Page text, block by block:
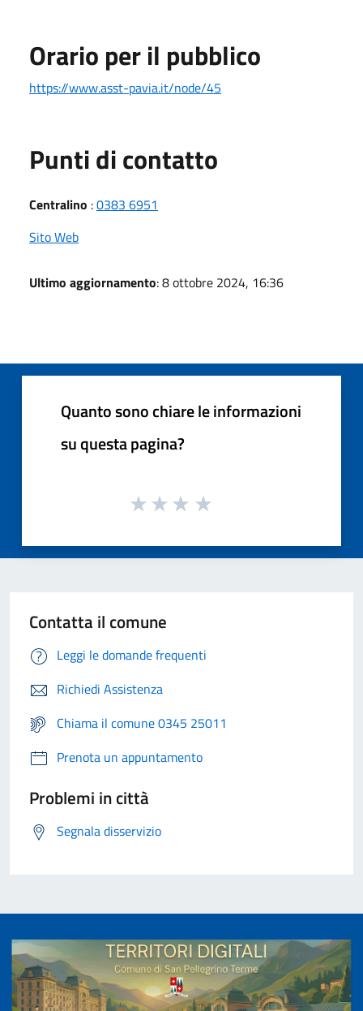
Orario per il pubblico
https://www.asst-pavia.it/node/45
Punti di contatto
Centralino :0383 6951
Sito Web
Ultimo aggiornamento: 8 ottobre 2024, 16:36
Quanto sono chiare le informazioni
su questa pagina?
Contatta il comune
Leggi le domande frequenti
Richiedi Assistenza
Chiama il comune 0345 25011
Prenota un appuntamento
Problemi in città
Segnala disservizio